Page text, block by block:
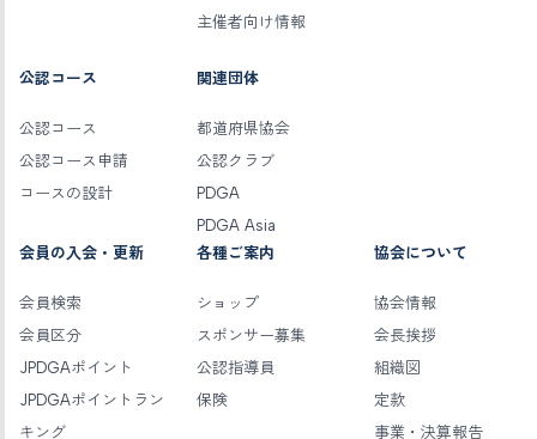
主催者向け情報
公認コース
公認コース
公認コース申請
コースの設計
関連団体
都道府県協会
公認クラブ
PDGA
PDGA Asia
会員の入会・更新
会員検索
会員区分
JPDGAポイント
JPDGAポイントラン
キング
各種ご案内
ショップ
スポンサー募集
公認指導員
保険
協会について
協会情報
会長挨拶
組織図
定款
事業・決算報告